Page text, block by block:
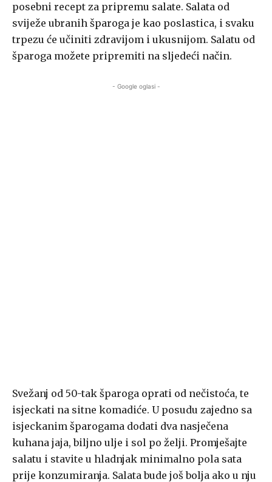
posebni recept za pripremu salate. Salata od
sviježe ubranih šparoga je kao poslastica, i svaku
trpezu će učiniti zdravijom i ukusnijom. Salatu od
šparoga možete pripremiti na sljedeći način.
- Google oglasi -
Svežanj od 50-tak šparoga oprati od nečistoća, te
isjeckati na sitne komadiće. U posudu zajedno sa
isjeckanim šparogama dodati dva nasječena
kuhana jaja, biljno ulje i sol po želji. Promješajte
salatu i stavite u hladnjak minimalno pola sata
prije konzumiranja. Salata bude još bolja ako u nju